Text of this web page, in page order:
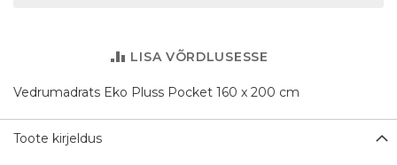
LISA VÕRDLUSESSE
Vedrumadrats Eko Pluss Pocket 160 x 200 cm
Toote kirjeldus